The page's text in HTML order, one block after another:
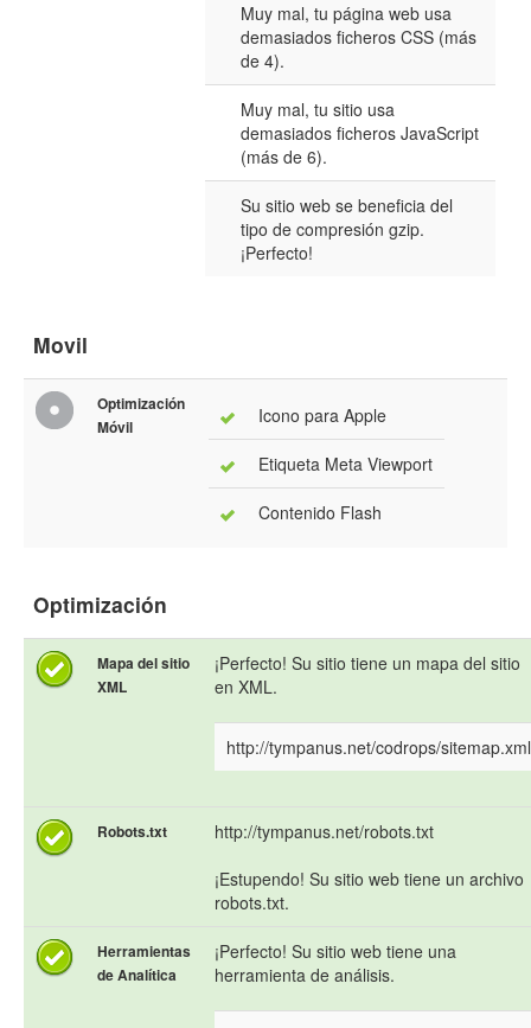
Muy mal, tu página web usa
demasiados ficheros CSS (más
de 4).
Muy mal, tu sitio usa
demasiados ficheros JavaScript
(más de 6).
Su sitio web se beneficia del
tipo de compresión gzip.
¡Perfecto!
Movil
Optimización
Móvil
Icono para Apple
Etiqueta Meta Viewport
Contenido Flash
Optimización
Mapa del sitio
XML
¡Perfecto! Su sitio tiene un mapa del sitio
en XML.
http://tympanus.net/codrops/sitemap.xml
Robots.txt
http://tympanus.net/robots.txt
¡Estupendo! Su sitio web tiene un archivo
robots.txt.
Herramientas
de Analítica
¡Perfecto! Su sitio web tiene una
herramienta de análisis.